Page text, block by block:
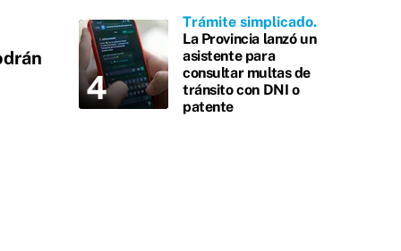
Trámite simplicado
La Provincia lanzó un
asistente para
consultar multas de
tránsito con DNI o
patente